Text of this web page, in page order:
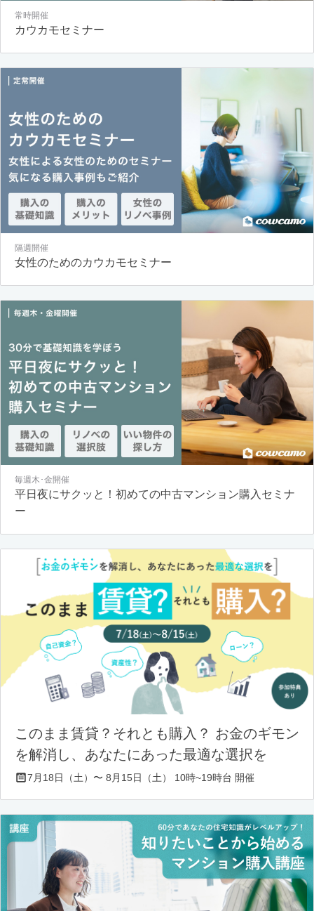
常時開催
カウカモセミナー
隔週開催
女性のためのカウカモセミナー
毎週木･金開催
平日夜にサクッと！初めての中古マンション購入セミナ
ー
このまま賃貸？それとも購入？ お金のギモン
を解消し、あなたにあった最適な選択を
7月18日（土）〜 8月15日（土） 10時~19時台 開催